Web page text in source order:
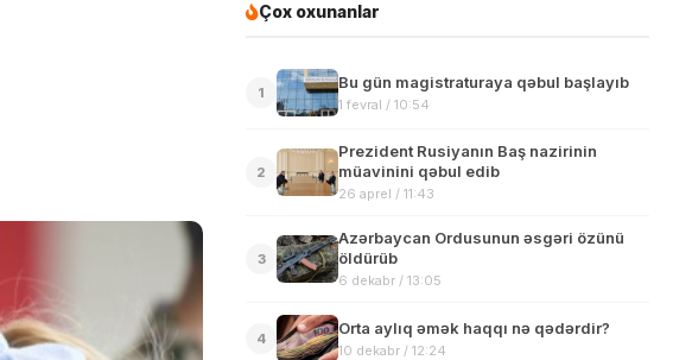
Çox oxunanlar
1
Bu gün magistraturaya qəbul başlayıb
1 fevral / 10:54
2
Prezident Rusiyanın Baş nazirinin
müavinini qəbul edib
26 aprel / 11:43
3
Azərbaycan Ordusunun əsgəri özünü
öldürüb
6 dekabr / 13:05
4
Orta aylıq əmək haqqı nə qədərdir?
10 dekabr / 12:24